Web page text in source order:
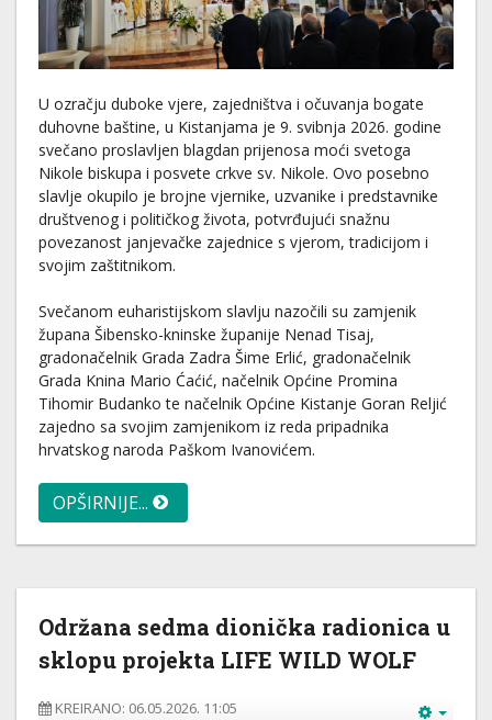
U ozračju duboke vjere, zajedništva i očuvanja bogate
duhovne baštine, u Kistanjama je 9. svibnja 2026. godine
svečano proslavljen blagdan prijenosa moći svetoga
Nikole biskupa i posvete crkve sv. Nikole. Ovo posebno
slavlje okupilo je brojne vjernike, uzvanike i predstavnike
društvenog i političkog života, potvrđujući snažnu
povezanost janjevačke zajednice s vjerom, tradicijom i
svojim zaštitnikom.
Svečanom euharistijskom slavlju nazočili su zamjenik
župana Šibensko-kninske županije Nenad Tisaj,
gradonačelnik Grada Zadra Šime Erlić, gradonačelnik
Grada Knina Mario Ćaćić, načelnik Općine Promina
Tihomir Budanko te načelnik Općine Kistanje Goran Reljić
zajedno sa svojim zamjenikom iz reda pripadnika
hrvatskog naroda Paškom Ivanovićem.
OPŠIRNIJE...
Održana sedma dionička radionica u
sklopu projekta LIFE WILD WOLF
KREIRANO: 06.05.2026. 11:05